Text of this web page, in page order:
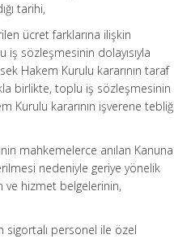
tarihi,
ücret farklarına ilişkin
sözleşmesinin dolayısıyla
Hakem Kurulu kararının taraf
birlikte, toplu iş sözleşmesinin
Kurulu kararının işverene tebliğ
mahkemelerce anılan Kanuna
nedeniyle geriye yönelik
ve hizmet belgelerinin,
sigortalı personel ile özel